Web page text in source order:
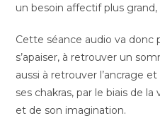
un besoin affectif plus
Cette séance audio va donc
s’apaiser, à retrouver un
aussi à retrouver l’ancrage
ses chakras, par le biais de
et de son imagination.